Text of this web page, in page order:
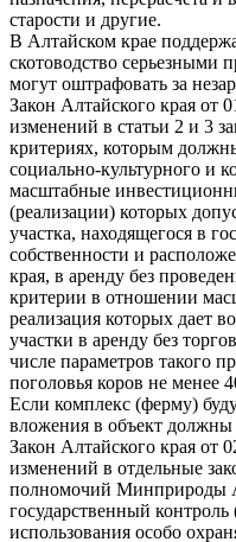
старости и другие.
В Алтайском крае
скотоводство серьезными
могут оштрафовать за
Закон Алтайского края
изменений в статьи 2 и 3
критериях, которым
социально-культурного и
масштабные
(реализации) которых
участка, находящегося в
собственности и
края, в аренду без
критерии в отношении
реализация которых дает
участки в аренду без
числе параметров такого
поголовья коров не менее
Если комплекс (ферму)
вложения в объект
Закон Алтайского края
изменений в отдельные
полномочий Минприроды
государственный
использования особо